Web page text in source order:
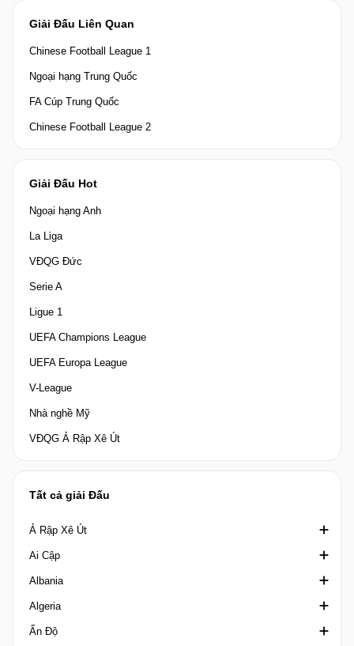
Giải Đấu Liên Quan
Chinese Football League 1
Ngoại hạng Trung Quốc
FA Cúp Trung Quốc
Chinese Football League 2
Giải Đấu Hot
Ngoại hạng Anh
La Liga
VĐQG Đức
Serie A
Ligue 1
UEFA Champions League
UEFA Europa League
V-League
Nhà nghề Mỹ
VĐQG Ả Rập Xê Út
Tất cả giải Đấu
Ả Rập Xê Út
Crown Prince Cup Saudi Arabia
Division 1 Saudi Arabia
King's Cup Saudi Arabia
VĐQG Ả Rập Xê Út
Ai Cập
Cúp quốc gia Ai Cập
Cúp Liên đoàn Ai Cập
Ngoại hạng Ai Cập
Albania
1st Division Albania
2nd Division
Algeria
Coupe de la Ligue Algeria
Ấn Độ